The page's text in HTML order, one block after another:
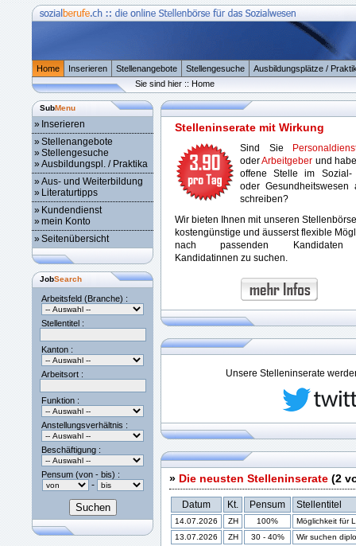
Home Inserieren Stellenangebote Stellengesuche
Ausbildungsplätze /
Sie sind hier :: Home
SubMenu
» Inserieren
»Stellenangebote
»Stellengesuche
»Ausbildungspl. / Praktika
»Aus- und Weiterbildung
» Literaturtipps
» Kundendienst
»mein Konto
»Seitenübersicht
JobSearch
Arbeitsfeld (Branche) :
Stellentitel :
Kanton :
Arbeitsort :
Funktion :
Anstellungsverhältnis :
Beschäftigung :
Pensum (von - bis) :
-
Stelleninserate mit Wirkung
Sind Sie
oderArbeitgeber und
offene Stelle im
oder Gesundheitswesen
schreiben?
Wir bieten Ihnen mit unseren
kostengünstige und äusserst flexible
nach passenden
Kandidatinnen zu suchen.
Unsere Stelleninserate
» Die neusten Stelleninserate (2
Datum Kt. Pensum Stellentitel
14.07.2026 ZH 100%
Möglichkeit für
13.07.2026
ZH 30 - 40% Wir suchen